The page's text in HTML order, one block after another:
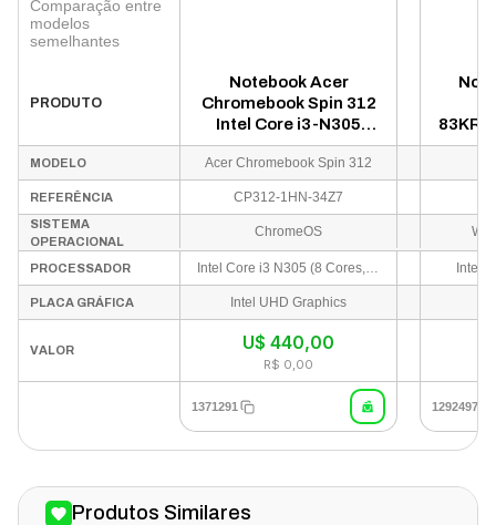
Comparação entre
modelos
semelhantes
PRODUTO
Notebook Acer
Chromebook Spin 312
Intel Core i3-N305
8GB RAM 128GB
eMMC Tela 12.6"
1HN-34Z7
MODELO Acer Chromebook Spin 312
REFERÊNCIA CP312-1HN-34Z7
SISTEMA
OPERACIONAL
ChromeOS
PROCESSADOR Intel Core i3 N305 (8 Cores, 8 Threads, até 3.80GHz, 6MB Intel Smart Cache - Arquitetura de alta eficiência energética) Intel
PLACA GRÁFICA Intel UHD Graphics
VALOR U$ 440,00
R$ 0,00
1371291 1292497
Produtos Similares